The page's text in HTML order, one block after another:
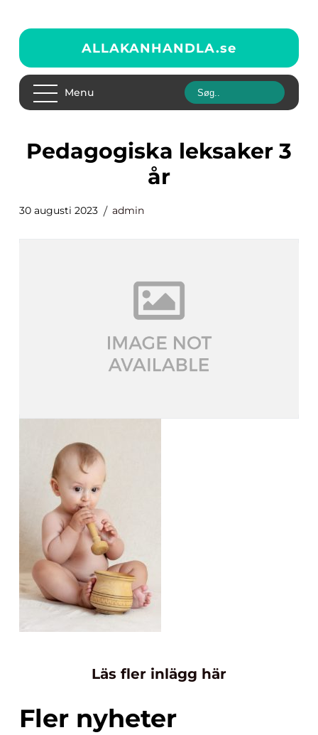
ALLAKANHANDLA.se
Menu
pedagogiska leksaker 3
år
30 augusti 2023 admin
Läs fler inlägg här
Fler nyheter